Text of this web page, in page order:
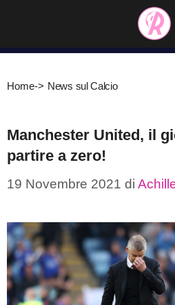
contenuto
Home-> News sul Calcio
Manchester United, il
partire a zero!
19 Novembre 2021 di